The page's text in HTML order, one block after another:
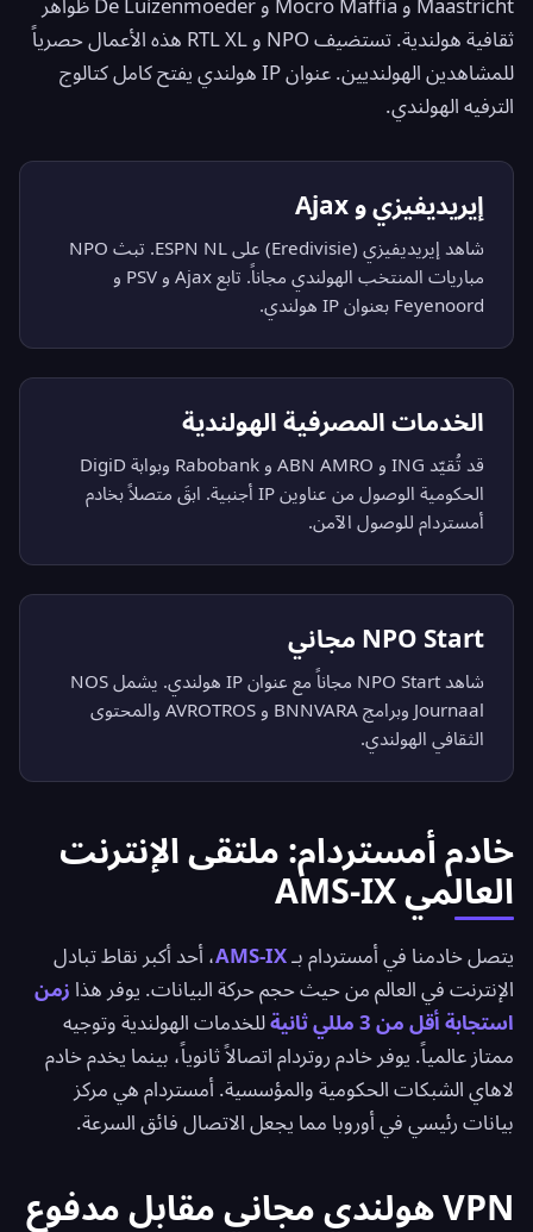
Maastricht و Mocro Maffia و De Luizenmoeder ظواهر
ثقافية هولندية. تستضيف NPO و RTL XL هذه الأعمال حصرياً
للمشاهدين الهولنديين. عنوان IP هولندي يفتح كامل كتالوج
الترفيه الهولندي.
إيريديفيزي و Ajax
شاهد إيريديفيزي (Eredivisie) على ESPN NL. تبث NPO
مباريات المنتخب الهولندي مجاناً. تابع Ajax و PSV و
Feyenoord بعنوان IP هولندي.
الخدمات المصرفية الهولندية
قد تُقيّد ING و ABN AMRO و Rabobank وبوابة DigiD
الحكومية الوصول من عناوين IP أجنبية. ابقَ متصلاً بخادم
أمستردام للوصول الآمن.
NPO Start مجاني
شاهد NPO Start مجاناً مع عنوان IP هولندي. يشمل NOS
Journaal وبرامج BNNVARA و AVROTROS والمحتوى
الثقافي الهولندي.
خادم أمستردام: ملتقى الإنترنت
العالمي AMS-IX
يتصل خادمنا في أمستردام بـAMS-IX، أحد أكبر نقاط تبادل
الإنترنت في العالم من حيث حجم حركة البيانات. يوفر هذا زمن
استجابة أقل من 3 مللي ثانية
للخدمات الهولندية وتوجيه
ممتاز عالمياً. يوفر خادم روتردام اتصالاً ثانوياً، بينما يخدم خادم
لاهاي الشبكات الحكومية والمؤسسية. أمستردام هي مركز
بيانات رئيسي في أوروبا مما يجعل الاتصال فائق السرعة.
VPN هولندي مجاني مقابل مدفوع